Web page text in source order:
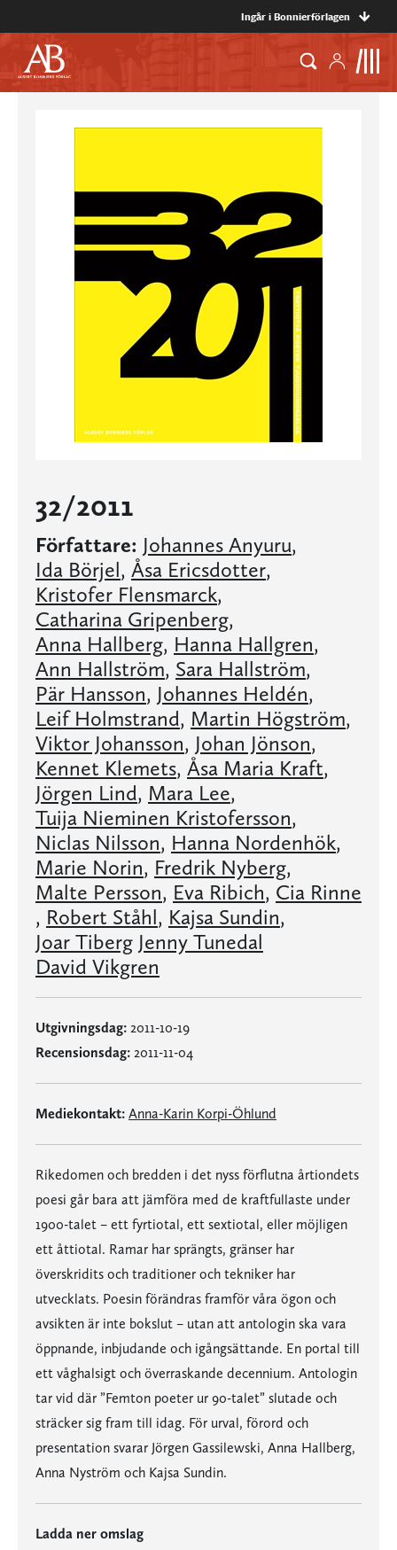
Ingår i Bonnierförlagen
32/2011
Författare: Johannes Anyuru,
Ida Börjel, Åsa Ericsdotter,
Kristofer Flensmarck,
Catharina Gripenberg,
Anna Hallberg, Hanna Hallgren,
Ann Hallström, Sara Hallström,
Pär Hansson, Johannes Heldén,
Leif Holmstrand, Martin Högström,
Viktor Johansson, Johan Jönson,
Kennet Klemets, Åsa Maria Kraft,
Jörgen Lind, Mara Lee,
Tuija Nieminen Kristofersson,
Niclas Nilsson, Hanna Nordenhök,
Marie Norin, Fredrik Nyberg,
Malte Persson, Eva Ribich, Cia Rinne
, Robert Ståhl, Kajsa Sundin,
Joar Tiberg Jenny Tunedal
David Vikgren
Utgivningsdag: 2011-10-19
Recensionsdag: 2011-11-04
Mediekontakt: Anna-Karin Korpi-Öhlund
Rikedomen och bredden i det nyss förflutna årtiondets
poesi går bara att jämföra med de kraftfullaste under
1900-talet – ett fyrtiotal, ett sextiotal, eller möjligen
ett åttiotal. Ramar har sprängts, gränser har
överskridits och traditioner och tekniker har
utvecklats. Poesin förändras framför våra ögon och
avsikten är inte bokslut – utan att antologin ska vara
öppnande, inbjudande och igångsättande. En portal till
ett våghalsigt och överraskande decennium. Antologin
tar vid där ”Femton poeter ur 90-talet” slutade och
sträcker sig fram till idag. För urval, förord och
presentation svarar Jörgen Gassilewski, Anna Hallberg,
Anna Nyström och Kajsa Sundin.
Ladda ner omslag